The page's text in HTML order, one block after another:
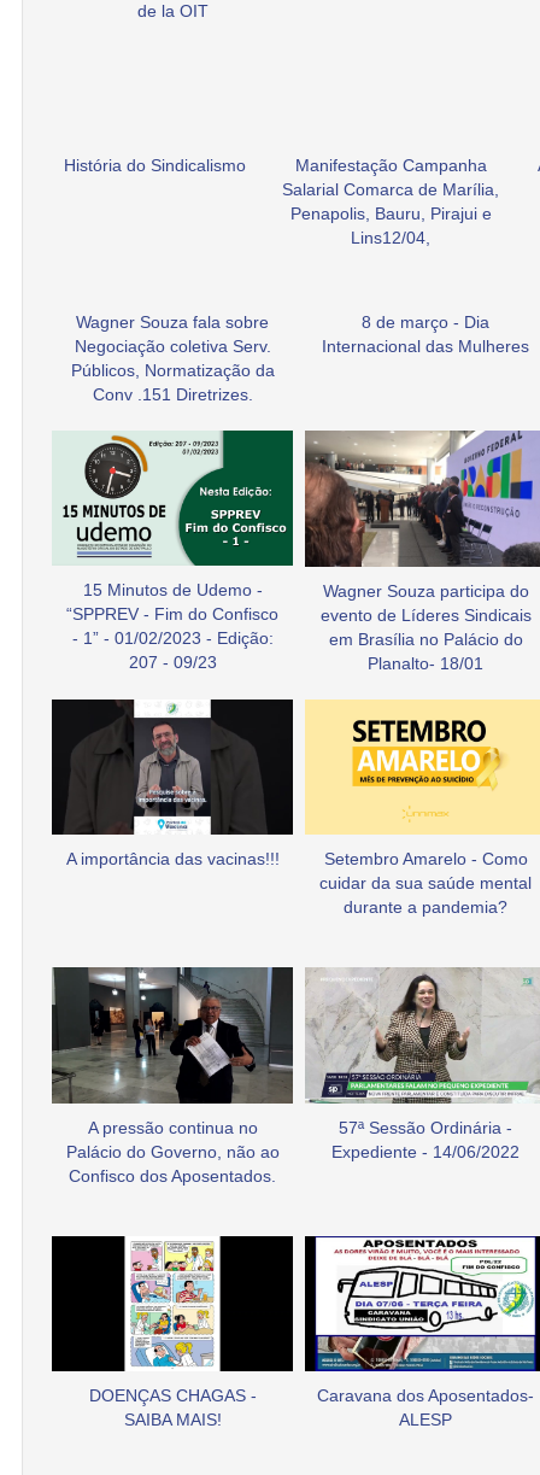
de la OIT
História do Sindicalismo
Manifestação Campanha
Salarial Comarca de Marília,
Penapolis, Bauru, Pirajui e
Lins12/04,
Wagner Souza fala sobre
Negociação coletiva Serv.
Públicos, Normatização da
Conv .151 Diretrizes.
8 de março - Dia
Internacional das Mulheres
15 Minutos de Udemo -
“SPPREV - Fim do Confisco
- 1” - 01/02/2023 - Edição:
207 - 09/23
Wagner Souza participa do
evento de Líderes Sindicais
em Brasília no Palácio do
Planalto- 18/01
A importância das vacinas!!!
Setembro Amarelo - Como
cuidar da sua saúde mental
durante a pandemia?
A pressão continua no
Palácio do Governo, não ao
Confisco dos Aposentados.
57ª Sessão Ordinária -
Expediente - 14/06/2022
DOENÇAS CHAGAS -
SAIBA MAIS!
Caravana dos Aposentados-
ALESP